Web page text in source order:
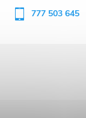
777 503 645